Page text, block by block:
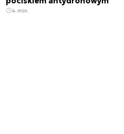
4 min.